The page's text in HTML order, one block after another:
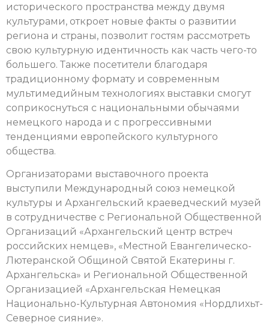
исторического пространства между двумя
культурами, откроет новые факты о развитии
региона и страны, позволит гостям рассмотреть
свою культурную идентичность как часть чего-то
большего. Также посетители благодаря
традиционному формату и современным
мультимедийным технологиях выставки смогут
соприкоснуться с национальными обычаями
немецкого народа и с прогрессивными
тенденциями европейского культурного
общества.
Организаторами выставочного проекта
выступили Международный союз немецкой
культуры и Архангельский краеведческий музей
в сотрудничестве с Региональной Общественной
Организаций «Архангельский центр встреч
российских немцев», «Местной Евангелическо-
Лютеранской Общиной Святой Екатерины г.
Архангельска» и Региональной Общественной
Организацией «Архангельская Немецкая
Национально-Культурная Автономия «Нордлихьт-
Северное сияние».